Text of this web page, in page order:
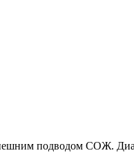
подводом СОЖ.